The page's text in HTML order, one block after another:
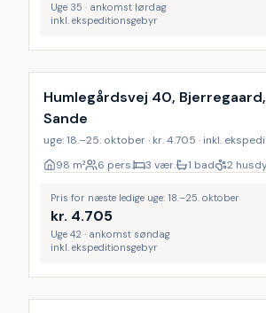
Uge 35 · ankomst lørdag
inkl. ekspeditionsgebyr
Humlegårdsvej 40,
Sande
uge: 18.–25. oktober · kr. 4.705 · inkl.
98 m² 6 pers. 3 vær. 1 bad 2
Pris for næste ledige uge: 18.–25. oktober
kr. 4.705
Uge 42 · ankomst søndag
inkl. ekspeditionsgebyr